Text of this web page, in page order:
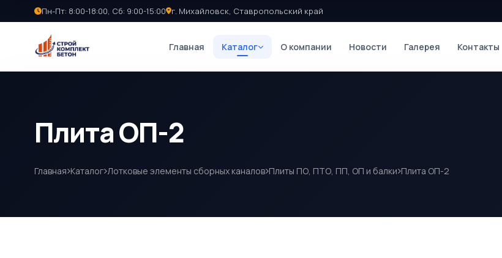
Пн-Пт: 8:00-18:00, Сб: 9:00-15:00 г. Михайловск, Ставропольский край
Главная Каталог О компании Новости Галерея Контакты
Плита ОП-2
Главная Каталог Лотковые элементы сборных каналов Плиты ПО, ПТО, ПП, ОП и балки Плита ОП-2